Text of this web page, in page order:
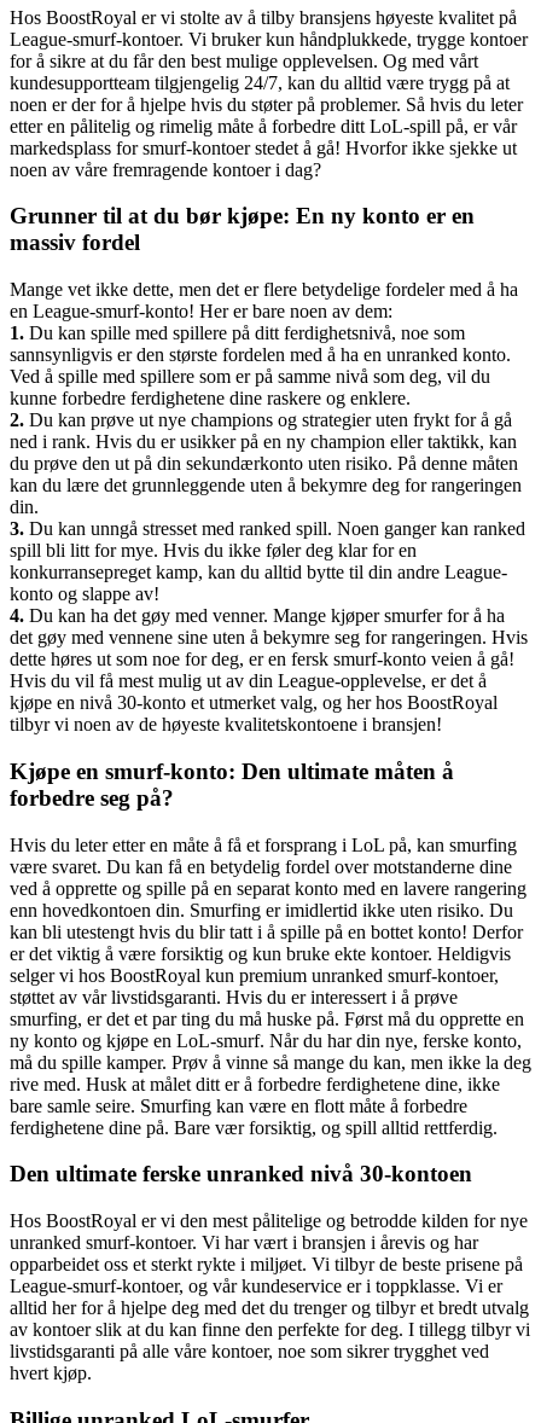
Hos BoostRoyal er vi stolte av å tilby bransjens høyeste kvalitet på
League-smurf-kontoer. Vi bruker kun håndplukkede, trygge kontoer
for å sikre at du får den best mulige opplevelsen. Og med vårt
kundesupportteam tilgjengelig 24/7, kan du alltid være trygg på at
noen er der for å hjelpe hvis du støter på problemer. Så hvis du leter
etter en pålitelig og rimelig måte å forbedre ditt LoL-spill på, er vår
markedsplass for smurf-kontoer stedet å gå! Hvorfor ikke sjekke ut
noen av våre fremragende kontoer i dag?
Grunner til at du bør kjøpe: En ny konto er en
massiv fordel
Mange vet ikke dette, men det er flere betydelige fordeler med å ha
en League-smurf-konto! Her er bare noen av dem:
1. Du kan spille med spillere på ditt ferdighetsnivå, noe som
sannsynligvis er den største fordelen med å ha en unranked konto.
Ved å spille med spillere som er på samme nivå som deg, vil du
kunne forbedre ferdighetene dine raskere og enklere.
2. Du kan prøve ut nye champions og strategier uten frykt for å gå
ned i rank. Hvis du er usikker på en ny champion eller taktikk, kan
du prøve den ut på din sekundærkonto uten risiko. På denne måten
kan du lære det grunnleggende uten å bekymre deg for rangeringen
din.
3. Du kan unngå stresset med ranked spill. Noen ganger kan ranked
spill bli litt for mye. Hvis du ikke føler deg klar for en
konkurransepreget kamp, kan du alltid bytte til din andre League-
konto og slappe av!
4. Du kan ha det gøy med venner. Mange kjøper smurfer for å ha
det gøy med vennene sine uten å bekymre seg for rangeringen. Hvis
dette høres ut som noe for deg, er en fersk smurf-konto veien å gå!
Hvis du vil få mest mulig ut av din League-opplevelse, er det å
kjøpe en nivå 30-konto et utmerket valg, og her hos BoostRoyal
tilbyr vi noen av de høyeste kvalitetskontoene i bransjen!
Kjøpe en smurf-konto: Den ultimate måten å
forbedre seg på?
Hvis du leter etter en måte å få et forsprang i LoL på, kan smurfing
være svaret. Du kan få en betydelig fordel over motstanderne dine
ved å opprette og spille på en separat konto med en lavere rangering
enn hovedkontoen din. Smurfing er imidlertid ikke uten risiko. Du
kan bli utestengt hvis du blir tatt i å spille på en bottet konto! Derfor
er det viktig å være forsiktig og kun bruke ekte kontoer. Heldigvis
selger vi hos BoostRoyal kun premium unranked smurf-kontoer,
støttet av vår livstidsgaranti. Hvis du er interessert i å prøve
smurfing, er det et par ting du må huske på. Først må du opprette en
ny konto og kjøpe en LoL-smurf. Når du har din nye, ferske konto,
må du spille kamper. Prøv å vinne så mange du kan, men ikke la deg
rive med. Husk at målet ditt er å forbedre ferdighetene dine, ikke
bare samle seire. Smurfing kan være en flott måte å forbedre
ferdighetene dine på. Bare vær forsiktig, og spill alltid rettferdig.
Den ultimate ferske unranked nivå 30-kontoen
Hos BoostRoyal er vi den mest pålitelige og betrodde kilden for nye
unranked smurf-kontoer. Vi har vært i bransjen i årevis og har
opparbeidet oss et sterkt rykte i miljøet. Vi tilbyr de beste prisene på
League-smurf-kontoer, og vår kundeservice er i toppklasse. Vi er
alltid her for å hjelpe deg med det du trenger og tilbyr et bredt utvalg
av kontoer slik at du kan finne den perfekte for deg. I tillegg tilbyr vi
livstidsgaranti på alle våre kontoer, noe som sikrer trygghet ved
hvert kjøp.